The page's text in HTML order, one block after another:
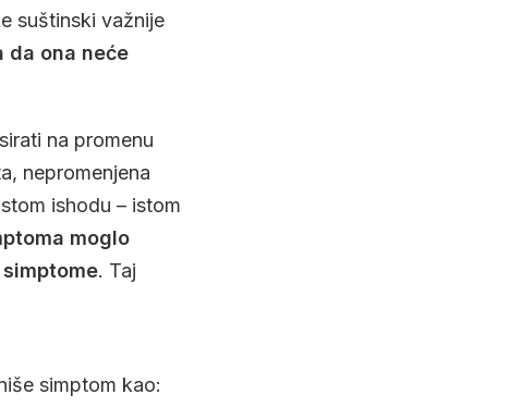
suštinski važnije
da ona neće
na promenu
nepromenjena
ishodu – istom
moglo
. Taj
simptom kao: